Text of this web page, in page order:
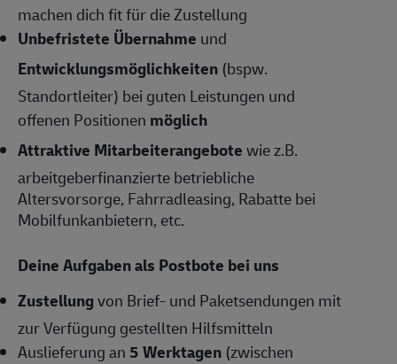
machen dich fit für die Zustellung
Unbefristete Übernahme und
Entwicklungsmöglichkeiten (bspw.
Standortleiter) bei guten Leistungen und
offenen Positionen möglich
Attraktive Mitarbeiterangebotewie z.B.
arbeitgeberfinanzierte betriebliche
Altersvorsorge, Fahrradleasing, Rabatte bei
Mobilfunkanbietern, etc.
Deine Aufgaben als Postbote bei uns
Zustellungvon Brief- und Paketsendungen mit
zur Verfügung gestellten Hilfsmitteln
Auslieferung an5 Werktagen (zwischen